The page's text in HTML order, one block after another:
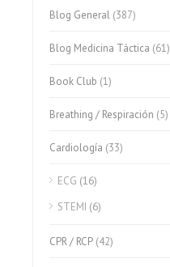
Blog General (387)
Blog Medicina Táctica (61)
Book Club (1)
Breathing / Respiración (5)
Cardiología (33)
ECG (16)
STEMI (6)
CPR / RCP (42)